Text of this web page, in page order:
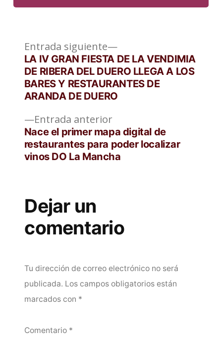
Navegación
de
entradas
Entrada anteriorEntrada
anterior:
Nace el primer mapa digital de
restaurantes para poder localizar
vinos DO La Mancha
Entrada siguiente
Entrada
siguiente:
LA IV GRAN FIESTA DE LA VENDIMIA
DE RIBERA DEL DUERO LLEGA A LOS
BARES Y RESTAURANTES DE
ARANDA DE DUERO
Dejar un
comentario
Tu dirección de correo electrónico no será
publicada. Los campos obligatorios están
marcados con *
Comentario *